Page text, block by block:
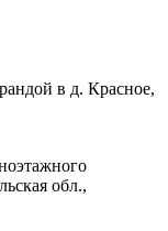
в д. Красное,
обл.,